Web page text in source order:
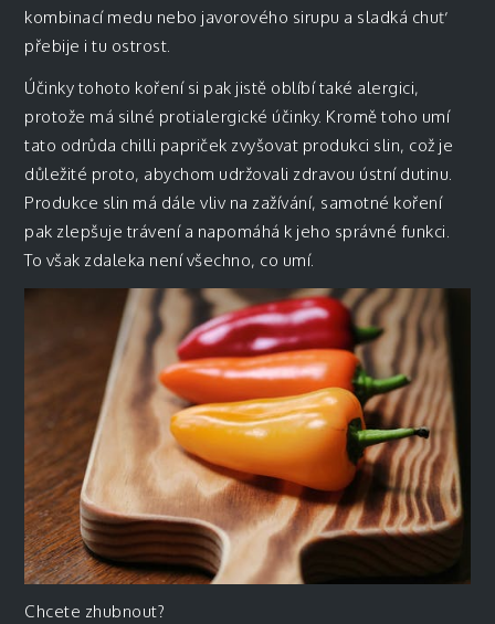
kombinací medu nebo javorového sirupu a sladká chuť
přebije i tu ostrost.
Účinky tohoto koření si pak jistě oblíbí také alergici,
protože má silné protialergické účinky. Kromě toho umí
tato odrůda chilli papriček zvyšovat produkci slin, což je
důležité proto, abychom udržovali zdravou ústní dutinu.
Produkce slin má dále vliv na zažívání, samotné koření
pak zlepšuje trávení a napomáhá k jeho správné funkci.
To však zdaleka není všechno, co umí.
Chcete zhubnout?